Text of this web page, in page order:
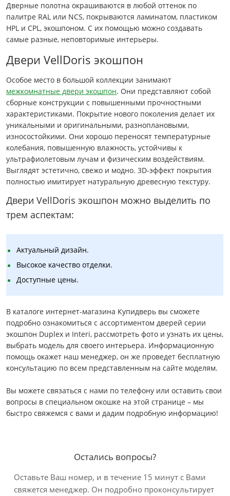
Дверные полотна окрашиваются в любой оттенок по
палитре RAL или NCS, покрываются ламинатом, пластиком
HPL и CPL, экошпоном. С их помощью можно создавать
самые разные, неповторимые интерьеры.
Двери VellDoris экошпон
Особое место в большой коллекции занимают
межкомнатные двери экошпон. Они представляют собой
сборные конструкции с повышенными прочностными
характеристиками. Покрытие нового поколения делает их
уникальными и оригинальными, разноплановыми,
износостойкими. Они хорошо переносят температурные
колебания, повышенную влажность, устойчивы к
ультрафиолетовым лучам и физическим воздействиям.
Выглядят эстетично, свежо и модно. 3D-эффект покрытия
полностью имитирует натуральную древесную текстуру.
Двери VellDoris экошпон можно выделить по
трем аспектам:
Актуальный дизайн.
Высокое качество отделки.
Доступные цены.
В каталоге интернет-магазина Купидверь вы сможете
подробно ознакомиться с ассортиментом дверей серии
экошпон Duplex и Interi, рассмотреть фото и узнать их цены,
выбрать модель для своего интерьера. Информационную
помощь окажет наш менеджер, он же проведет бесплатную
консультацию по всем представленным на сайте моделям.
Вы можете связаться с нами по телефону или оставить свои
вопросы в специальном окошке на этой странице – мы
быстро свяжемся с вами и дадим подробную информацию!
Остались вопросы?
Оставьте Ваш номер, и в течение 15 минут с Вами
свяжется менеджер. Он подробно проконсультирует